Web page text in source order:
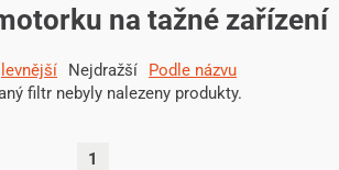
na tažné zařízení
Nejdražší
Podle názvu
filtr nebyly nalezeny produkty.
1